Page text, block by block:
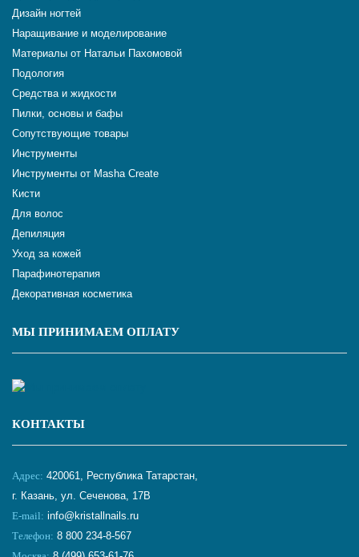
Дизайн ногтей
Наращивание и моделирование
Материалы от Натальи Пахомовой
Подология
Средства и жидкости
Пилки, основы и бафы
Сопутствующие товары
Инструменты
Инструменты от Masha Create
Кисти
Для волос
Депиляция
Уход за кожей
Парафинотерапия
Декоративная косметика
МЫ ПРИНИМАЕМ ОПЛАТУ
КОНТАКТЫ
Адрес: 420061, Республика Татарстан,
г. Казань, ул. Сеченова, 17В
E-mail: info@kristallnails.ru
Телефон: 8 800 234-8-567